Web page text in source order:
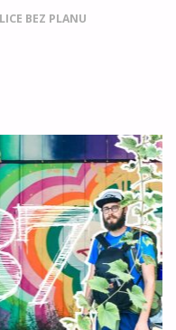
BEZ PLANU